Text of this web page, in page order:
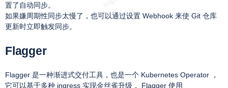
置了自动同步。
如果嫌周期性同步太慢了，也可以通过设置 Webhook 来使 Git 仓库
更新时立即触发同步。
Flagger
Flagger 是一种渐进式交付工具，也是一个 Kubernetes Operator ，
它可以基于多种 ingress 实现金丝雀升级， Flagger 使用